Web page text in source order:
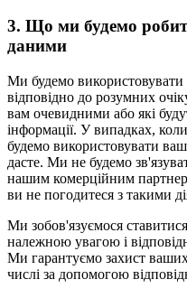
3. Що ми будемо
даними
Ми будемо використовувати
відповідно до розумних
вам очевидними або які
інформації. У випадках,
будемо використовувати
дасте. Ми не будемо
нашим комерційним
ви не погодитеся з такими
Ми зобов'язуємося
належною увагою і
Ми гарантуємо захист
числі за допомогою